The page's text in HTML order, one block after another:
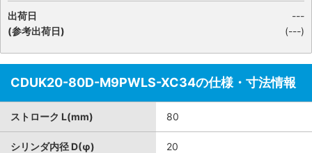
出荷日
(参考出荷日)
---
(---)
CDUK20-80D-M9PWLS-XC34の仕様・寸法情報
ストローク L(mm) 80
シリンダ内径 D(φ) 20